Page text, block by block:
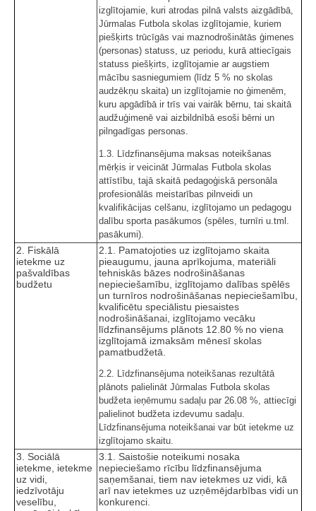
izglītojamie, kuri atrodas pilnā valsts aizgādībā,
Jūrmalas Futbola skolas izglītojamie, kuriem
piešķirts trūcīgās vai maznodrošinātās ģimenes
(personas) statuss, uz periodu, kurā attiecīgais
statuss piešķirts, izglītojamie ar augstiem
mācību sasniegumiem (līdz 5 % no skolas
audzēkņu skaita) un izglītojamie no ģimenēm,
kuru apgādībā ir trīs vai vairāk bērnu, tai skaitā
audžuģimenē vai aizbildnībā esoši bērni un
pilngadīgas personas.
1.3. Līdzfinansējuma maksas noteikšanas
mērķis ir veicināt Jūrmalas Futbola skolas
attīstību, tajā skaitā pedagoģiskā personāla
profesionālās meistarības pilnveidi un
kvalifikācijas celšanu, izglītojamo un pedagogu
dalību sporta pasākumos (spēles, turnīri u.tml.
pasākumi).
2. Fiskālā
ietekme uz
pašvaldības
budžetu
2.1. Pamatojoties uz izglītojamo skaita
pieaugumu, jauna aprīkojuma, materiāli
tehniskās bāzes nodrošināšanas
nepieciešamību, izglītojamo dalības spēlēs
un turnīros nodrošināšanas nepieciešamību,
kvalificētu speciālistu piesaistes
nodrošināšanai, izglītojamo vecāku
līdzfinansējums plānots 12.80 % no viena
izglītojamā izmaksām mēnesī skolas
pamatbudžetā.
2.2. Līdzfinansējuma noteikšanas rezultātā
plānots palielināt Jūrmalas Futbola skolas
budžeta ieņēmumu sadaļu par 26.08 %, attiecīgi
palielinot budžeta izdevumu sadaļu.
Līdzfinansējuma noteikšanai var būt ietekme uz
izglītojamo skaitu.
3. Sociālā
ietekme, ietekme
uz vidi,
iedzīvotāju
veselību,
3.1. Saistošie noteikumi nosaka
nepieciešamo rīcību līdzfinansējuma
saņemšanai, tiem nav ietekmes uz vidi, kā
arī nav ietekmes uz uzņēmējdarbības vidi un
konkurenci.